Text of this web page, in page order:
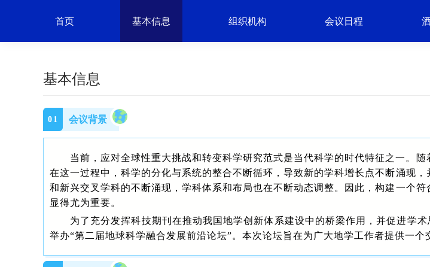
首页 基本信息 组织机构 会议日程
基本信息
0 1 会议背景
当前，应对全球性重大挑战和转变科学研究范式是当代科学的时代特征之一。
在这一过程中，科学的分化与系统的整合不断循环，导致新的学科增长点不断涌现
和新兴交叉学科的不断涌现，学科体系和布局也在不断动态调整。因此，构建一个
显得尤为重要。
为了充分发挥科技期刊在推动我国地学创新体系建设中的桥梁作用，并促进学
举办“第二届地球科学融合发展前沿论坛”。本次论坛旨在为广大地学工作者提供一个